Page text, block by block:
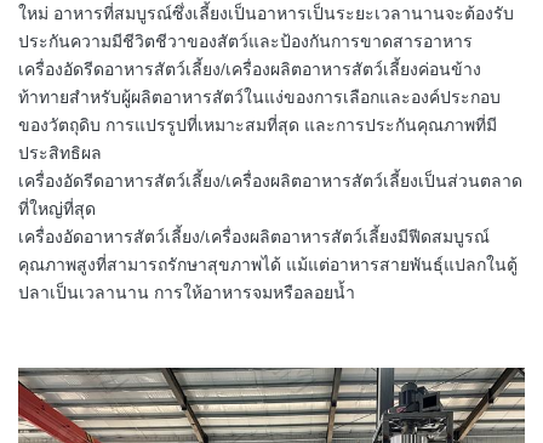
ใหม่ อาหารที่สมบูรณ์ซึ่งเลี้ยงเป็นอาหารเป็นระยะเวลานานจะต้องรับ
ประกันความมีชีวิตชีวาของสัตว์และป้องกันการขาดสารอาหาร
เครื่องอัดรีดอาหารสัตว์เลี้ยง/เครื่องผลิตอาหารสัตว์เลี้ยงค่อนข้าง
ท้าทายสำหรับผู้ผลิตอาหารสัตว์ในแง่ของการเลือกและองค์ประกอบ
ของวัตถุดิบ การแปรรูปที่เหมาะสมที่สุด และการประกันคุณภาพที่มี
ประสิทธิผล
เครื่องอัดรีดอาหารสัตว์เลี้ยง/เครื่องผลิตอาหารสัตว์เลี้ยงเป็นส่วนตลาด
ที่ใหญ่ที่สุด
เครื่องอัดอาหารสัตว์เลี้ยง/เครื่องผลิตอาหารสัตว์เลี้ยงมีฟีดสมบูรณ์
คุณภาพสูงที่สามารถรักษาสุขภาพได้ แม้แต่อาหารสายพันธุ์แปลกในตู้
ปลาเป็นเวลานาน การให้อาหารจมหรือลอยน้ำ